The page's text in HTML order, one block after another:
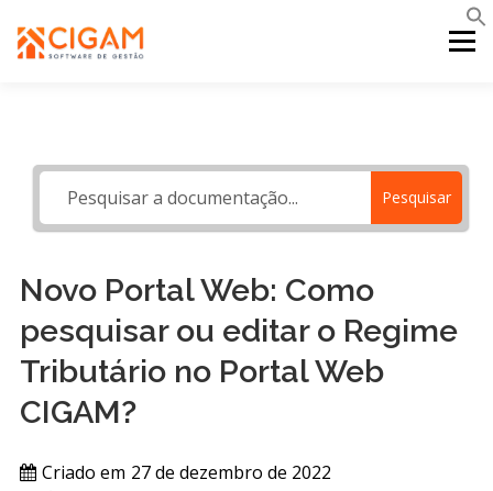
para
Menu
PORTAL WEB MOBILE SUPORTE Pesquisar
Novo Portal Web: Como
pesquisar ou editar o Regime
Tributário no Portal Web
CIGAM?
Criado em 27 de dezembro de 2022